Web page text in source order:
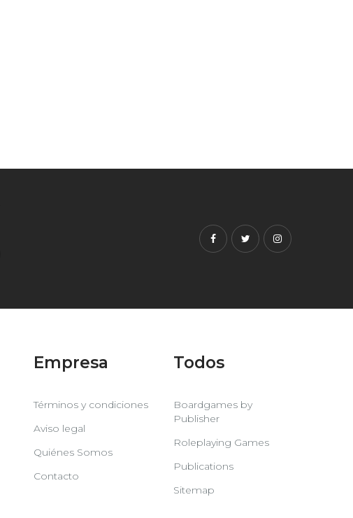
Facebook
TwitterInstagram
Empresa
Términos y condiciones
Aviso legal
Quiénes Somos
Contacto
Todos
Boardgames by
Publisher
Roleplaying Games
Publications
Sitemap